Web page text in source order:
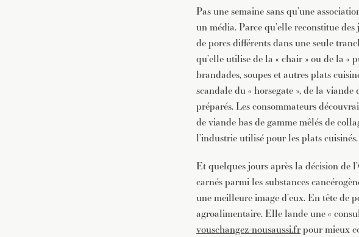
Pas une semaine sans qu’une
un média. Parce qu’elle reconstitue
de porcs différents dans une seule
qu’elle utilise de la « chair » ou de la «
brandades, soupes et autres plats
scandale du « horsegate », de la
préparés. Les consommateurs
de viande bas de gamme mêlés de
l’industrie utilisé pour les plats cuisinés.
Et quelques jours après la décision de
carnés parmi les substances
une meilleure image d’eux. En tête de
agroalimentaire. Elle lande une «
vouschangez-nousaussi.frpour mieux